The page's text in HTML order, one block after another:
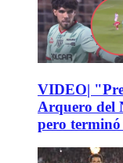
VIDEO|
Arquero del
pero